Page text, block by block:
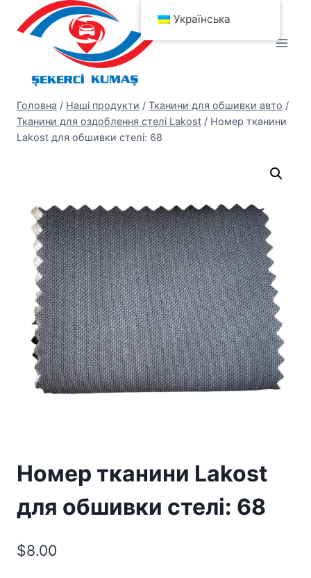
Перейти
Головна / Наші продукти / Тканини для обшивки авто /
Тканини для оздоблення стелі Lakost / Номер тканини
Lakost для обшивки стелі: 68
Номер тканини Lakost
для обшивки стелі: 68
$8.00
Українська